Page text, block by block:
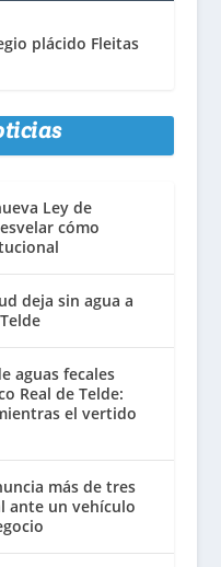
plácido Fleitas
Ley de
cómo
deja sin agua a
aguas fecales
Real de Telde:
el vertido
más de tres
ante un vehículo